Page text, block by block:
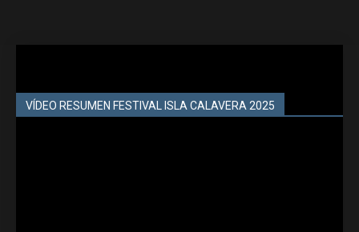
VÍDEO RESUMEN FESTIVAL ISLA CALAVERA 2025